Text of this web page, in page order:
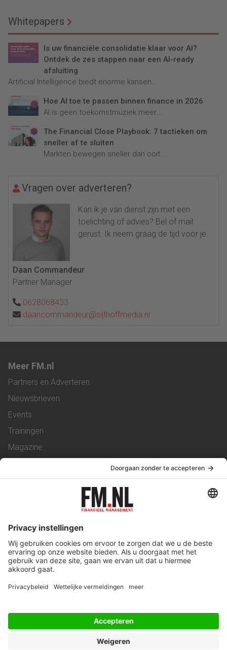
Whitepapers
Is uw financiële consolidatie klaar voor AI?
Ontdek de zes stappen naar een AI-ready
afsluiting
Artificial Intelligence biedt enorme kansen...
Hoe AI toe te passen binnen finance in 2026
AI is geen toekomstmuziek meer...
The Financial Close Playbook: 7 tactieken om
sneller af te sluiten
Markten bewegen sneller dan ooit....
Vragen over adverteren?
Kan ik je van dienst zijn met een
toelichting of advies? Bel of mail
gerust. Ik neem graag de tijd voor je.
Daan Commandeur
Partner Manager
0628068433
daancommandeur@sijthoffmedia.nl
Meer FM.nl
Partners en Adverteren
Nieuwsbrieven
Events
Trainingen
Magazine
Service & Contact
Werken bij ons
Privacy Statement
Algemene Voorwaarden